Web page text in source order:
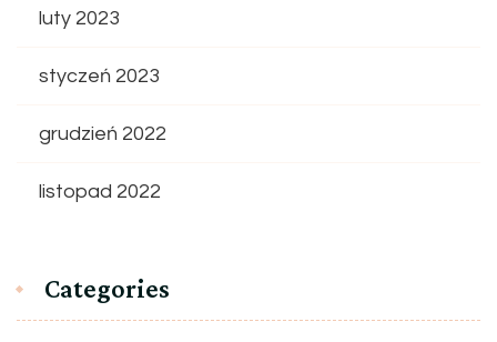
luty 2023
styczeń 2023
grudzień 2022
listopad 2022
Categories